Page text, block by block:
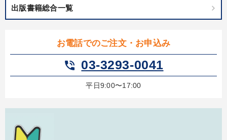
出版書籍総合一覧
お電話でのご注文・お申込み
phone_in_talk 03-3293-0041
平日9:00〜17:00